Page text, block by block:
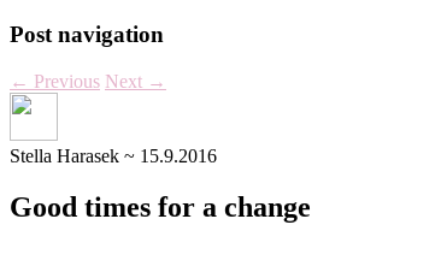
Post navigation
← Previous Next →
Stella Harasek ~ 15.9.2016
Good times for a change